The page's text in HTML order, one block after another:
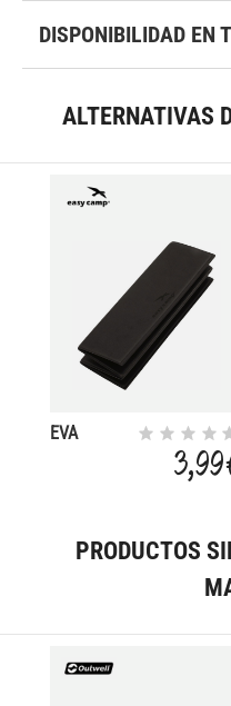
DISPONIBILIDAD EN
ALTERNATIVAS
EVA
3,99
PRODUCTOS